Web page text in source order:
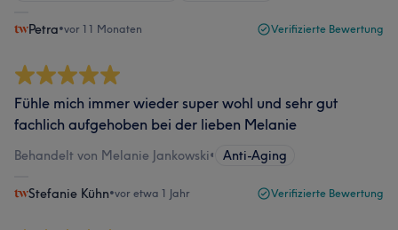
Petra•vor 11 Monaten Verifizierte Bewertung
Fühle mich immer wieder super wohl und sehr gut
fachlich aufgehoben bei der lieben Melanie
Behandelt von Melanie Jankowski• Anti-Aging
Stefanie Kühn•vor etwa 1 Jahr Verifizierte Bewertung